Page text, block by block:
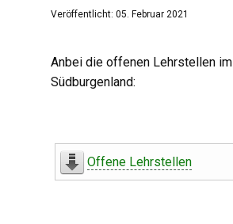
Veröffentlicht: 05. Februar 2021
Anbei die offenen Lehrstellen im
Südburgenland:
Offene Lehrstellen